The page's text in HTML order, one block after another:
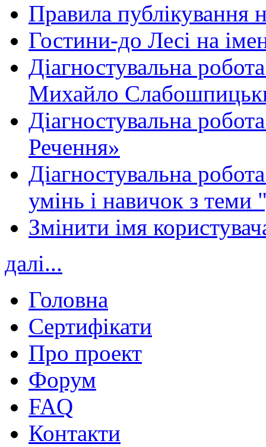
Правила публікування
Гостини-до Лесі на
Діагностувальна
Михайло
Діагностувальна
Речення»
Діагностувальна
умінь і навичок з теми
Змінити імя
далі...
Головна
Сертифікати
Про проект
Форум
FAQ
Контакти